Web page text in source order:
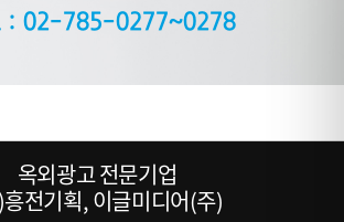
: 02-785-0277~0278
옥외광고 전문기업
전기획, 이글미디어(주)